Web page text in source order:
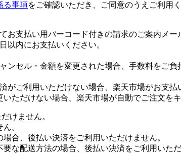
る事項をご確認いただき、ご同意のうえご利用く
お支払い用バーコード付きの請求のご案内メ
以内にお支払いください。
ンセル・金額を変更された場合、手数料をご
がご利用いただけない場合、楽天市場がお支払
ただけない場合、楽天市場が自動でご注文を
けません。
。
合、後払い決済をご利用いただけません。
な配送方法の場合、後払い決済をご利用いた